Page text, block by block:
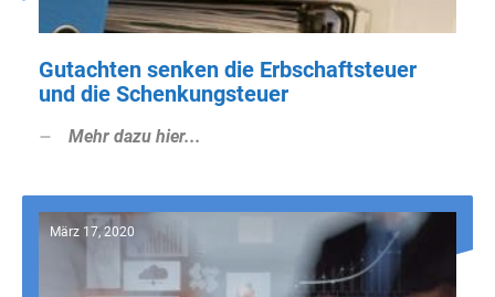
Gutachten senken die Erbschaftsteuer
und die Schenkungsteuer
Mehr dazu hier...
März 17, 2020